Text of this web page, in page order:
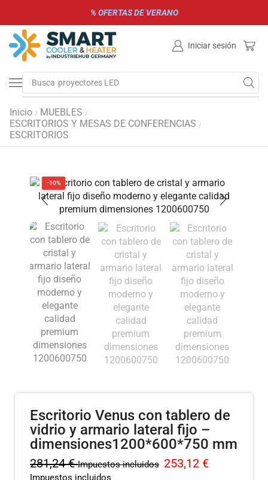
% OFERTAS DE VERANO
Iniciar sesión
Busca parrillas de gas y carbón
Inicio / MUEBLES /
ESCRITORIOS Y MESAS DE CONFERENCIAS /
ESCRITORIOS
-10%
Escritorio Venus con tablero de
vidrio y armario lateral fijo –
dimensiones1200*600*750 mm
281,24€ Impuestos incluidos 253,12 €
Impuestos incluidos